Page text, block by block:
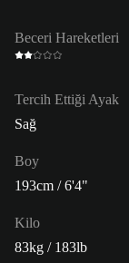
Beceri Hareketleri
Tercih Ettiği Ayak
Sağ
Boy
193cm / 6'4"
Kilo
83kg / 183lb